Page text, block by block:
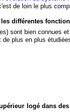
de loin le plus
les différentes
sont bien connues
plus en plus
logé dans